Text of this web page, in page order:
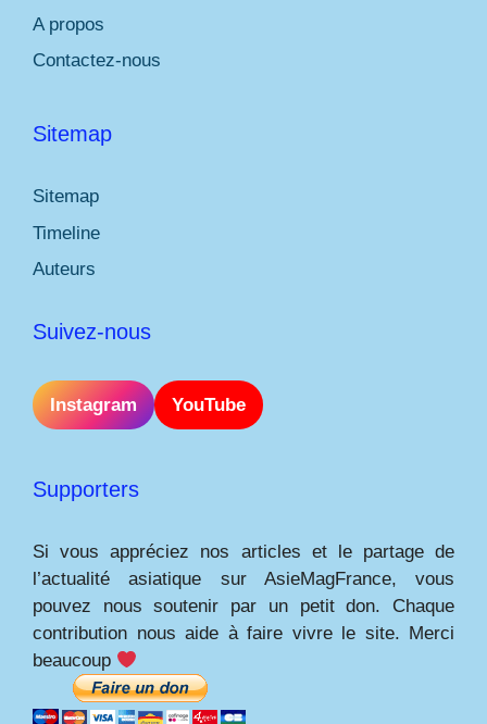
A propos
Contactez-nous
Sitemap
Sitemap
Timeline
Auteurs
Suivez-nous
Instagram YouTube
Supporters
Si vous appréciez nos articles et le partage de
l’actualité asiatique sur AsieMagFrance, vous
pouvez nous soutenir par un petit don. Chaque
contribution nous aide à faire vivre le site. Merci
beaucoup